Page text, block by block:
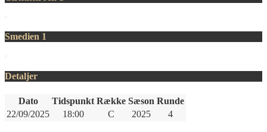
Smedien 1
Detaljer
Dato Tidspunkt Række Sæson Runde
22/09/2025
18:00 C 2025 4